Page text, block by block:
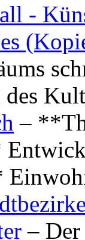
-
–
–